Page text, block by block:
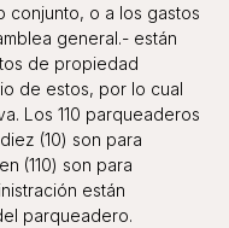
conjunto, o a los gastos
general.- están
de propiedad
de estos, por lo cual
Los 110 parqueaderos
(10) son para
(110) son para
están
parqueadero.